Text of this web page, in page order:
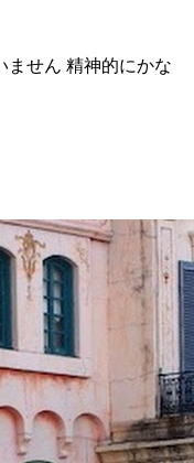
ません 精神的にかな